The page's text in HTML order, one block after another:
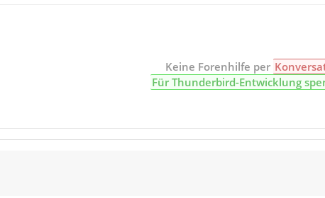
Keine Forenhilfe per
Für Thunderbird-Entwicklung